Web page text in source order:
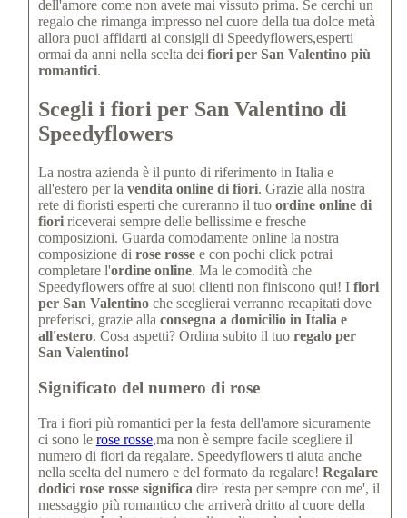
dell'amore come non avete mai vissuto prima. Se cerchi un
regalo che rimanga impresso nel cuore della tua dolce metà
allora puoi affidarti ai consigli di Speedyflowers,esperti
ormai da anni nella scelta dei fiori per San Valentino più
romantici.
Scegli i fiori per San Valentino di
Speedyflowers
La nostra azienda è il punto di riferimento in Italia e
all'estero per la vendita online di fiori. Grazie alla nostra
rete di fioristi esperti che cureranno il tuoordine online di
fioririceverai sempre delle bellissime e fresche
composizioni. Guarda comodamente online la nostra
composizione di rose rossee con pochi click potrai
completare l'ordine online. Ma le comodità che
Speedyflowers offre ai suoi clienti non finiscono qui! Ifiori
per San Valentinoche sceglierai verranno recapitati dove
preferisci, grazie alla consegna a domicilio in Italia e
all'estero. Cosa aspetti? Ordina subito il tuoregalo per
San Valentino!
Significato del numero di rose
Tra i fiori più romantici per la festa dell'amore sicuramente
ci sono le rose rosse,ma non è sempre facile scegliere il
numero di fiori da regalare. Speedyflowers ti aiuta anche
nella scelta del numero e del formato da regalare! Regalare
dodici rose rosse significa dire 'resta per sempre con me', il
messaggio più romantico che arriverà dritto al cuore della